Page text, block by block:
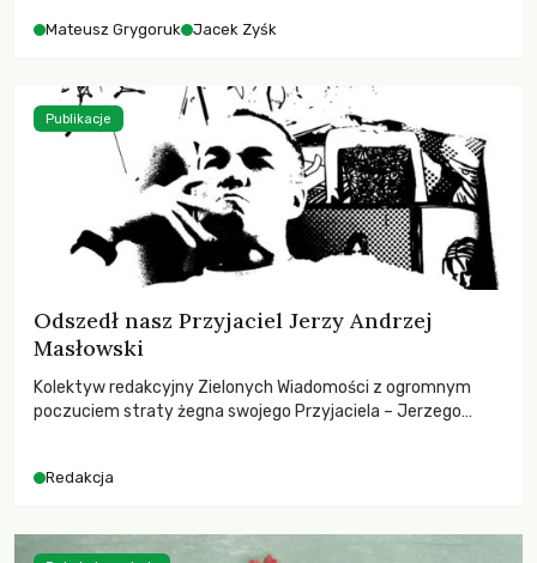
Mateusz Grygoruk Jacek Zyśk
Odszedł nasz Przyjaciel Jerzy Andrzej
Masłowski
Kolektyw redakcyjny Zielonych Wiadomości z ogromnym
poczuciem straty żegna swojego Przyjaciela – Jerzego
Redakcja
Publikacje